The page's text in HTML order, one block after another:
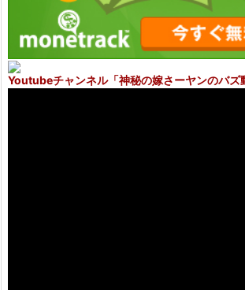
Youtubeチャンネル「神秘の嫁さーヤンのバズ